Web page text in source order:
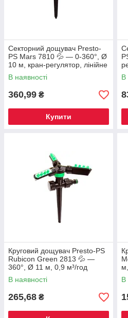
Секторний дощувач Presto-
PS Mars 7810 💦 — 0-360°, Ø
10 м, кран-регулятор, лінійне
підключення
В наявності
360,99 ₴
Купити
м
В
Круговий дощувач Presto-PS
Rubicon Green 2813 💦 —
360°, Ø 11 м, 0,9 м³/год
В наявності
265,68 ₴
В